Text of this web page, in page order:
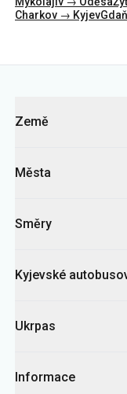
Kategorie